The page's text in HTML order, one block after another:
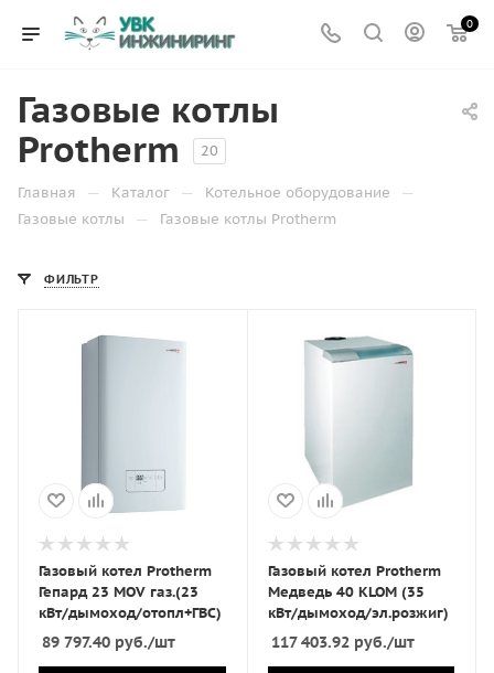
0
Газовые котлы
Protherm
20
Главная — Каталог — Котельное оборудование —
Газовые котлы — Газовые котлы Protherm
ФИЛЬТР
Газовый котел Protherm
Гепард 23 MОV газ.(23
кВт/дымоход/отопл+ГВС)
89 797.40 руб./шт
Газовый котел Protherm
Медведь 40 KLOM (35
кВт/дымоход/эл.розжиг)
117 403.92руб./шт